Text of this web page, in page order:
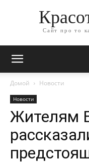
Сайт про то
Домой Новости
Новости
Жителям